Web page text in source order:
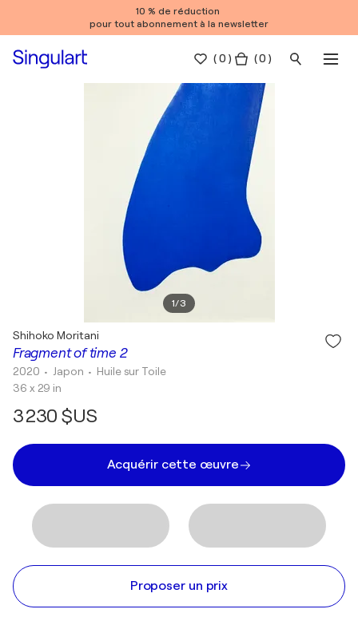
10 % de réduction
pour tout abonnement à la newsletter
(0 ) ( 0 )
1/3
Fragment of time 2
Shihoko Moritani
2020 • Japon • Huile sur Toile
36 x 29 in
3 230 $US
Acquérir cette œuvre
Proposer un prix